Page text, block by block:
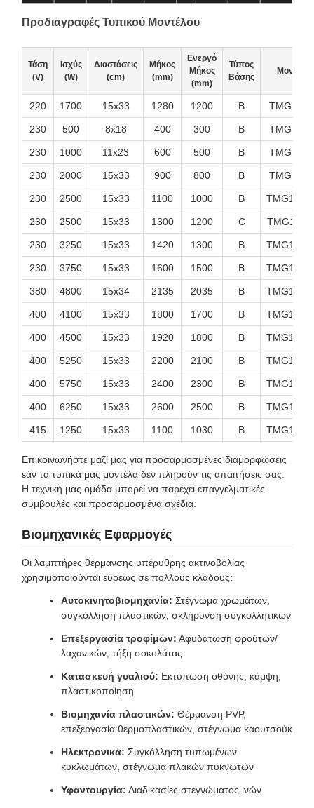
Προδιαγραφές Τυπικού Μοντέλου
Τάση
(V)
Ισχύς
(W)
Διαστάσεις
(cm)
Μήκος
(mm)
Ενεργό
Μήκος
(mm)
Τύπος
Βάσης
Μοντέλο
220 1700 15x33 1280 1200 B
230 500 8x18 400 300 B
230 1000 11x23 600 500 B
230 2000 15x33 900 800 B
230 2500 15x33 1100 1000 B
230 2500 15x33 1300 1200 C
230 3250 15x33 1420 1300 B
230 3750 15x33 1600 1500 B
380 4800 15x34 2135 2035 B
400 4100 15x33 1800 1700 B
400 4500 15x33 1920 1800 B
400 5250 15x33 2200 2100 B
400 5750 15x33 2400 2300 B
400 6250 15x33 2600 2500 B
415 1250 15x33 1100 1030 B
Επικοινωνήστε μαζί μας για προσαρμοσμένες διαμορφώσεις
εάν τα τυπικά μας μοντέλα δεν πληρούν τις απαιτήσεις σας.
Η τεχνική μας ομάδα μπορεί να παρέχει επαγγελματικές
συμβουλές και προσαρμοσμένα σχέδια.
Βιομηχανικές Εφαρμογές
Οι λαμπτήρες θέρμανσης υπέρυθρης ακτινοβολίας
χρησιμοποιούνται ευρέως σε πολλούς κλάδους:
Αυτοκινητοβιομηχανία: Στέγνωμα χρωμάτων,
συγκόλληση πλαστικών, σκλήρυνση συγκολλητικών
Επεξεργασία τροφίμων: Αφυδάτωση φρούτων/
λαχανικών, τήξη σοκολάτας
Κατασκευή γυαλιού: Εκτύπωση οθόνης, κάμψη,
πλαστικοποίηση
Βιομηχανία πλαστικών: Θέρμανση PVP,
επεξεργασία θερμοπλαστικών, στέγνωμα καουτσούκ
Ηλεκτρονικά: Συγκόλληση τυπωμένων
κυκλωμάτων, στέγνωμα πλακών πυκνωτών
Υφαντουργία: Διαδικασίες στεγνώματος ινών